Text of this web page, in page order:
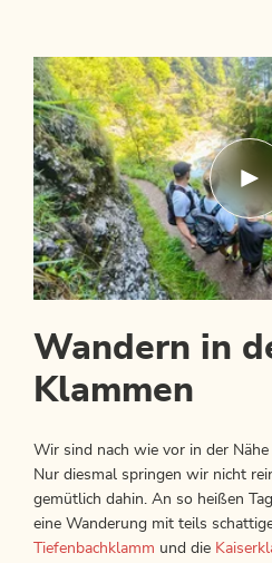
Wandern in
Klammen
Wir sind nach wie vor in der Nähe
Nur diesmal springen wir nicht
gemütlich dahin. An so heißen
eine Wanderung mit teils
Tiefenbachklamm und die